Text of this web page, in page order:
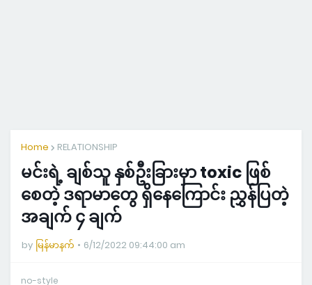
Home RELATIONSHIP
မင်းရဲ့ ချစ်သူ နှစ်ဦးခြားမှာ toxic ဖြစ်
စေတဲ့ ဒရာမာတွေ ရှိနေကြောင်း ညွှန်ပြတဲ့
အချက် ၄ ချက်
by မြန်မာနက် 6/12/2022 09:44:00 am
no-style